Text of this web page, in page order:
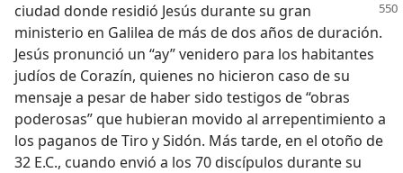
ciudad donde residió Jesús durante su gran
ministerio en Galilea de más de dos años de duración.
Jesús pronunció un “ay” venidero para los habitantes
judíos de Corazín, quienes no hicieron caso de su
mensaje a pesar de haber sido testigos de “obras
poderosas” que hubieran movido al arrepentimiento a
los paganos de Tiro y Sidón. Más tarde, en el otoño de
32 E.C., cuando envió a los 70 discípulos durante su